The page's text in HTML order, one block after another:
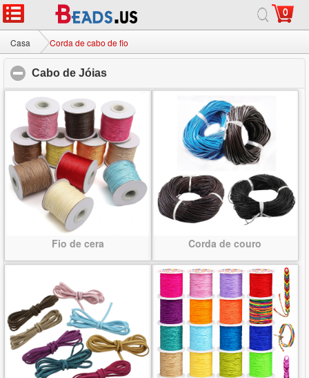
0
Casa Corda de cabo de fio
Cabo de Jóias
Fio de cera Corda de couro
Casa |Sobre|Contate-nos
© 2026 Milky Way jóias Ltd. Todos os direitos reservados.